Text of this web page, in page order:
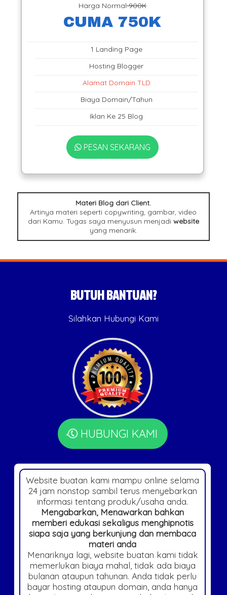
Harga Normal900K
CUMA 750K
1 Landing Page
Hosting Blogger
Alamat Domain TLD
Biaya Domain/Tahun
Iklan Ke 25 Blog
PESAN SEKARANG
Materi Blog dari Client.
Artinya materi seperti copywriting, gambar, video
dari Kamu. Tugas saya menyusun menjadi website
yang menarik.
BUTUH BANTUAN?
Silahkan Hubungi Kami
HUBUNGI KAMI
Website buatan kami mampu online selama
24 jam nonstop sambil terus menyebarkan
informasi tentang produk/usaha anda.
Mengabarkan, Menawarkan bahkan
memberi edukasi sekaligus menghipnotis
siapa saja yang berkunjung dan membaca
materi anda
Menariknya lagi, website buatan kami tidak
memerlukan biaya mahal, tidak ada biaya
bulanan ataupun tahunan. Anda tidak perlu
bayar hosting ataupun domain, anda hanya